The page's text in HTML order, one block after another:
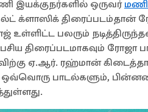
இயக்குநர்களில் ஒருவர்
க்ளாஸிக் திரைப்படம்தான்
உள்ளிட்ட பலரும்
திரைப்படமாகவும் ரோஜா
ஏ.ஆர். ரஹ்மான்
பாடல்களும்,